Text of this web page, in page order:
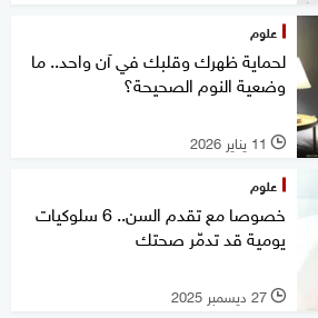
علوم
لحماية ظهرك وقلبك في آن واحد.. ما
وضعية النوم الصحيحة؟
l 11 يناير 2026
علوم
خصوصا مع تقدم السن.. 6 سلوكيات
يومية قد تدمّر صحتك
l 27 ديسمبر 2025